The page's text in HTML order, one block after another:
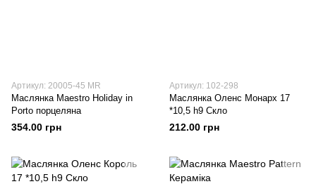
Артикул: 20005-45 MR
Маслянка Maestro Holiday in
Porto порцеляна
354.00 грн
Артикул: 102-298
Маслянка Оленс Монарх 17
*10,5 h9 Скло
212.00 грн